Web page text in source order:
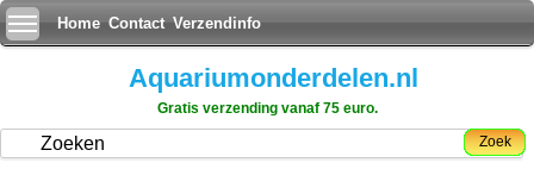
Home Contact Verzendinfo
Aquariumonderdelen.nl
Gratis verzending vanaf 75 euro.
Zoek